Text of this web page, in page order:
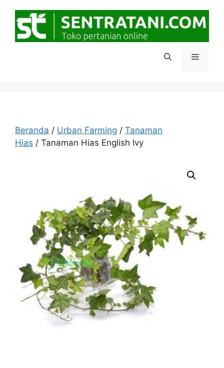
Menu
Beranda / Urban Farming / Tanaman
Hias / Tanaman Hias English Ivy